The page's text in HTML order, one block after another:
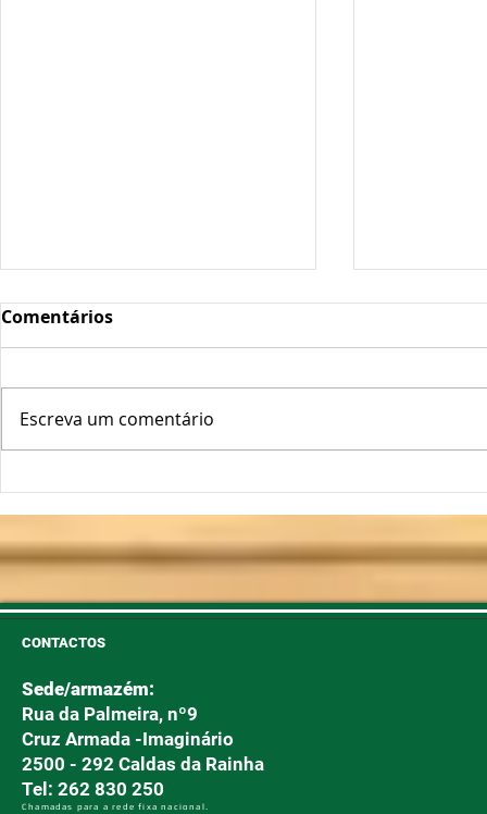
Dicas Para Cuidar do
Jardim na Primavera
Comentários
Escreva um comentário
CONTACTOS
Sede/armazém:
Rua da Palmeira, nº9
Cruz Armada -Imaginário
2500 - 292 Caldas da Rainha
Tel: 262 830 250
Chamadas para a rede fixa nacional.